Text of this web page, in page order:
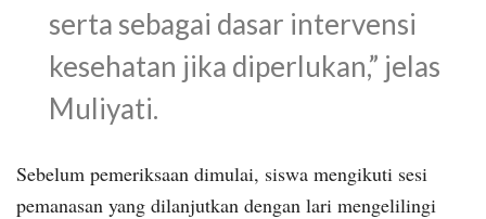
serta sebagai dasar intervensi
kesehatan jika diperlukan,” jelas
Muliyati.
Sebelum pemeriksaan dimulai, siswa mengikuti sesi
pemanasan yang dilanjutkan dengan lari mengelilingi